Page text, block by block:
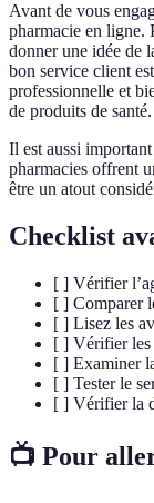
Avant de vous
pharmacie en ligne.
donner une idée de
bon service client
professionnelle et
de produits de santé.
Il est aussi
pharmacies offrent
être un atout
Checklist
[ ] Vérifier
[ ] Comparer
[ ] Lisez les
[ ] Vérifier les
[ ] Examiner
[ ] Tester le
[ ] Vérifier la
📺 Pour